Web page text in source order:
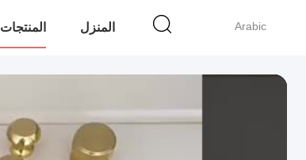
Arabic المنزل المنتجات